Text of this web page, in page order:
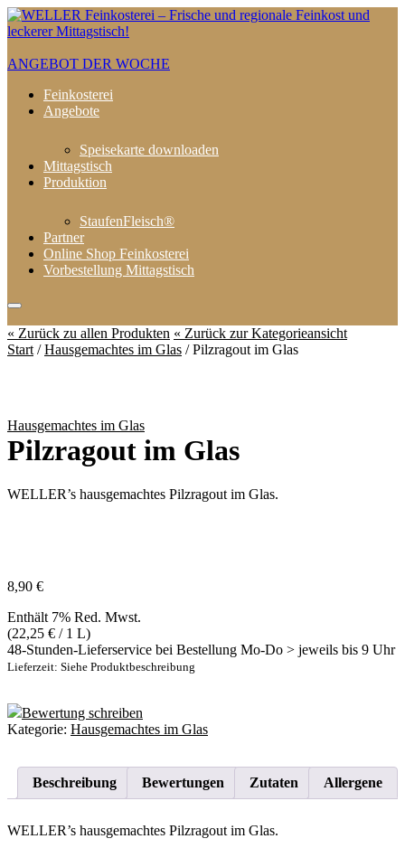
ANGEBOT DER WOCHE
Feinkosterei
Angebote
Speisekarte downloaden
Mittagstisch
Produktion
StaufenFleisch®
Partner
Online Shop Feinkosterei
Vorbestellung Mittagstisch
« Zurück zu allen Produkten « Zurück zur Kategorieansicht
Start /Hausgemachtes im Glas / Pilzragout im Glas
Hausgemachtes im Glas
Pilzragout im Glas
WELLER’s hausgemachtes Pilzragout im Glas.
8,90 €
Enthält 7% Red. Mwst.
(22,25 € / 1 L)
48-Stunden-Lieferservice bei Bestellung Mo-Do > jeweils bis 9 Uhr
Lieferzeit: Siehe Produktbeschreibung
Bewertung schreiben
Kategorie: Hausgemachtes im Glas
Beschreibung Bewertungen Zutaten Allergene
WELLER’s hausgemachtes Pilzragout im Glas.